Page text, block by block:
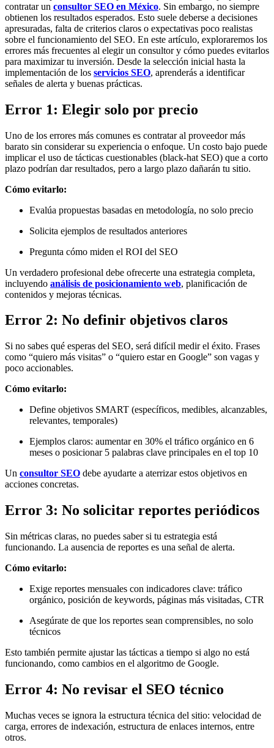
contratar un consultor SEO en México. Sin embargo, no siempre
obtienen los resultados esperados. Esto suele deberse a decisiones
apresuradas, falta de criterios claros o expectativas poco realistas
sobre el funcionamiento del SEO. En este artículo, exploraremos los
errores más frecuentes al elegir un consultor y cómo puedes evitarlos
para maximizar tu inversión. Desde la selección inicial hasta la
implementación de los servicios SEO, aprenderás a identificar
señales de alerta y buenas prácticas.
Error 1: Elegir solo por precio
Uno de los errores más comunes es contratar al proveedor más
barato sin considerar su experiencia o enfoque. Un costo bajo puede
implicar el uso de tácticas cuestionables (black-hat SEO) que a corto
plazo podrían dar resultados, pero a largo plazo dañarán tu sitio.
Cómo evitarlo:
Evalúa propuestas basadas en metodología, no solo precio
Solicita ejemplos de resultados anteriores
Pregunta cómo miden el ROI del SEO
Un verdadero profesional debe ofrecerte una estrategia completa,
incluyendo análisis de posicionamiento web, planificación de
contenidos y mejoras técnicas.
Error 2: No definir objetivos claros
Si no sabes qué esperas del SEO, será difícil medir el éxito. Frases
como “quiero más visitas” o “quiero estar en Google” son vagas y
poco accionables.
Cómo evitarlo:
Define objetivos SMART (específicos, medibles, alcanzables,
relevantes, temporales)
Ejemplos claros: aumentar en 30% el tráfico orgánico en 6
meses o posicionar 5 palabras clave principales en el top 10
Un consultor SEO debe ayudarte a aterrizar estos objetivos en
acciones concretas.
Error 3: No solicitar reportes periódicos
Sin métricas claras, no puedes saber si tu estrategia está
funcionando. La ausencia de reportes es una señal de alerta.
Cómo evitarlo:
Exige reportes mensuales con indicadores clave: tráfico
orgánico, posición de keywords, páginas más visitadas, CTR
Asegúrate de que los reportes sean comprensibles, no solo
técnicos
Esto también permite ajustar las tácticas a tiempo si algo no está
funcionando, como cambios en el algoritmo de Google.
Error 4: No revisar el SEO técnico
Muchas veces se ignora la estructura técnica del sitio: velocidad de
carga, errores de indexación, estructura de enlaces internos, entre
otros.